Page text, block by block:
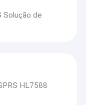
Solução de
HL7588